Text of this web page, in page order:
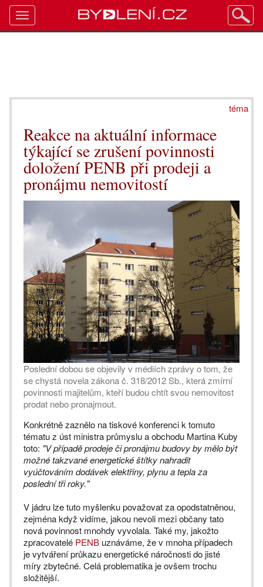
téma
Reakce na aktuální informace
týkající se zrušení povinnosti
doložení PENB při prodeji a
pronájmu nemovitostí
Poslední dobou se objevily v médiích zprávy o tom, že
se chystá novela zákona č. 318/2012 Sb., která zmírní
povinnosti majitelům, kteří budou chtít svou nemovitost
prodat nebo pronajmout.
Konkrétně zaznělo na tiskové konferenci k tomuto
tématu z úst ministra průmyslu a obchodu Martina Kuby
toto: "V případě prodeje či pronájmu budovy by mělo být
možné takzvané energetické štítky nahradit
vyúčtováním dodávek elektřiny, plynu a tepla za
poslední tři roky."
V jádru lze tuto myšlenku považovat za opodstatněnou,
zejména když vidíme, jakou nevoli mezi občany tato
nová povinnost mnohdy vyvolala. Také my, jakožto
zpracovatelé PENB uznáváme, že v mnoha případech
je vytváření průkazu energetické náročnosti do jisté
míry zbytečné. Celá problematika je ovšem trochu
složitější.
Toggle
navigation